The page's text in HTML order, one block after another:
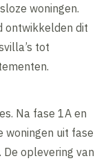
woningen.
ontwikkelden dit
tot
Na fase 1A en
woningen uit fase
oplevering van